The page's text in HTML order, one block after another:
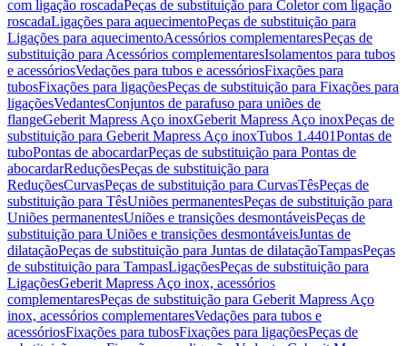
com ligação roscadaPeças de substituição para Coletor com ligação
roscadaLigações para aquecimentoPeças de substituição para
Ligações para aquecimentoAcessórios complementaresPeças de
substituição para Acessórios complementaresIsolamentos para tubos
e acessóriosVedações para tubos e acessóriosFixações para
tubosFixações para ligaçõesPeças de substituição para Fixações para
ligaçõesVedantesConjuntos de parafuso para uniões de
flangeGeberit Mapress Aço inoxGeberit Mapress Aço inoxPeças de
substituição para Geberit Mapress Aço inoxTubos 1.4401Pontas de
tuboPontas de abocardarPeças de substituição para Pontas de
abocardarReduçõesPeças de substituição para
ReduçõesCurvasPeças de substituição para CurvasTêsPeças de
substituição para TêsUniões permanentesPeças de substituição para
Uniões permanentesUniões e transições desmontáveisPeças de
substituição para Uniões e transições desmontáveisJuntas de
dilataçãoPeças de substituição para Juntas de dilataçãoTampasPeças
de substituição para TampasLigaçõesPeças de substituição para
LigaçõesGeberit Mapress Aço inox, acessórios
complementaresPeças de substituição para Geberit Mapress Aço
inox, acessórios complementaresVedações para tubos e
acessóriosFixações para tubosFixações para ligaçõesPeças de